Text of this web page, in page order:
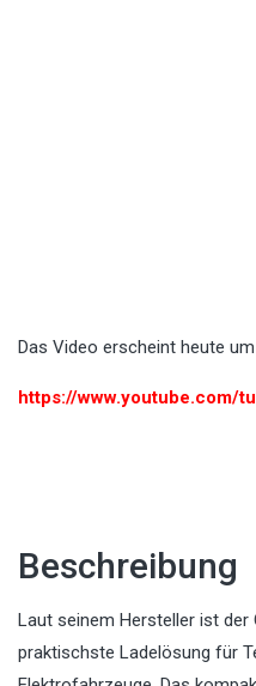
Das Video erscheint heute um
https://www.youtube.com/
Beschreibung
Laut seinem Hersteller ist
praktischste Ladelösung für